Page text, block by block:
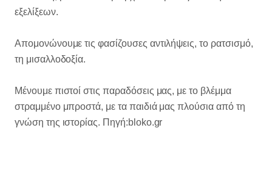
εξελίξεων.
Απομονώνουμε τις φασίζουσες αντιλήψεις, το ρατσισμό,
τη μισαλλοδοξία.
Μένουμε πιστοί στις παραδόσεις μας, με το βλέμμα
στραμμένο μπροστά, με τα παιδιά μας πλούσια από τη
γνώση της ιστορίας. Πηγή:bloko.gr